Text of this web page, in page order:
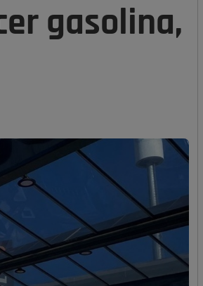
gasolina,